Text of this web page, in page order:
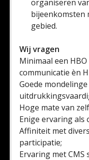
organiseren
bijeenkomsten
gebied.
Wij vragen
Minimaal een
communicatie èn
Goede
Hoge mate van
Enige ervaring als
Affiniteit met
participatie;
Ervaring met CMS